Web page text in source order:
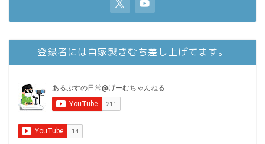
登録者には自家製きむち差し上げてます。